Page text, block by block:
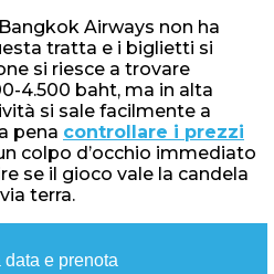
Airways non ha
tratta e i biglietti si
si riesce a trovare
4.500 baht, ma in alta
si sale facilmente a
pena controllare i prezzi
colpo d’occhio immediato
se il gioco vale la candela
terra.
data e prenota